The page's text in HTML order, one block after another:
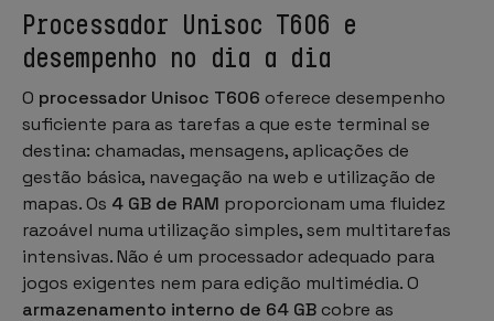
Processador Unisoc T606 e
desempenho no dia a dia
O processador Unisoc T606 oferece desempenho
suficiente para as tarefas a que este terminal se
destina: chamadas, mensagens, aplicações de
gestão básica, navegação na web e utilização de
mapas. Os 4 GB de RAM proporcionam uma fluidez
razoável numa utilização simples, sem multitarefas
intensivas. Não é um processador adequado para
jogos exigentes nem para edição multimédia. O
armazenamento interno de 64 GB cobre as